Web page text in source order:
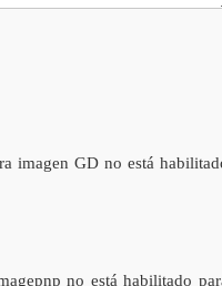
imagen GD no está
no está habilitado